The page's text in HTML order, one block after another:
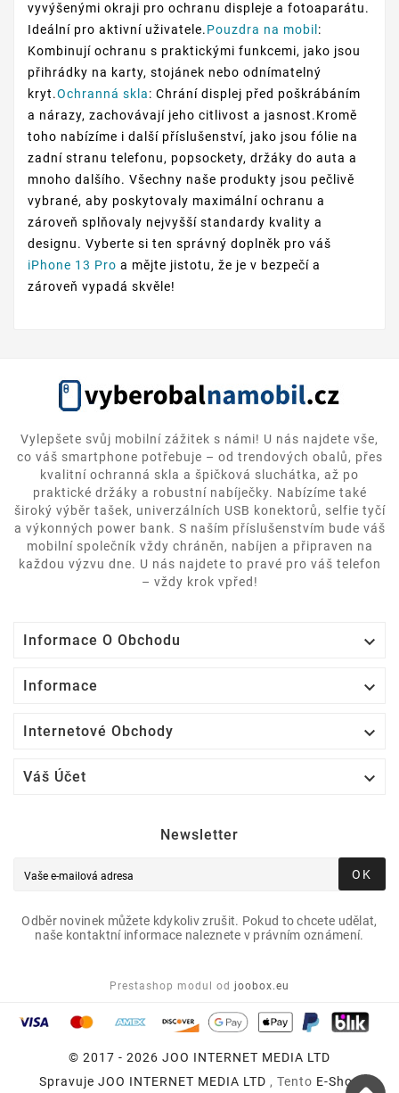
vyvýšenými okraji pro ochranu displeje a fotoaparátu.
Ideální pro aktivní uživatele.Pouzdra na mobil :
Kombinují ochranu s praktickými funkcemi, jako jsou
přihrádky na karty, stojánek nebo odnímatelný
kryt.Ochranná skla: Chrání displej před poškrábáním
a nárazy, zachovávají jeho citlivost a jasnost.Kromě
toho nabízíme i další příslušenství, jako jsou fólie na
zadní stranu telefonu, popsockety, držáky do auta a
mnoho dalšího. Všechny naše produkty jsou pečlivě
vybrané, aby poskytovaly maximální ochranu a
zároveň splňovaly nejvyšší standardy kvality a
designu. Vyberte si ten správný doplněk pro váš
iPhone 13 Pro a mějte jistotu, že je v bezpečí a
zároveň vypadá skvěle!
Vylepšete svůj mobilní zážitek s námi! U nás najdete vše,
co váš smartphone potřebuje – od trendových obalů, přes
kvalitní ochranná skla a špičková sluchátka, až po
praktické držáky a robustní nabíječky. Nabízíme také
široký výběr tašek, univerzálních USB konektorů, selfie tyčí
a výkonných power bank. S naším příslušenstvím bude váš
mobilní společník vždy chráněn, nabíjen a připraven na
každou výzvu dne. U nás najdete to pravé pro váš telefon
– vždy krok vpřed!
Informace O Obchodu 
Informace 
Internetové Obchody 
Váš Účet 
Newsletter
OK
Odběr novinek můžete kdykoliv zrušit. Pokud to chcete udělat,
naše kontaktní informace naleznete v právním oznámení.
Prestashop modul od joobox.eu
© 2017 - 2026 JOO INTERNET MEDIA LTD
Spravuje JOO INTERNET MEDIA LTD , Tento E-Shop